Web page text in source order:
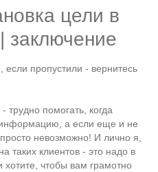
цели в
заключение
пропустили - вернитесь
трудно помогать, когда
а если еще и не
невозможно! И лично я,
таких клиентов - это надо в
хотите, чтобы вам грамотно